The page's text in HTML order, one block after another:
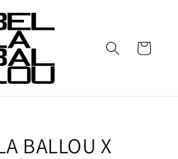
Indkøbskurv
BALLOU X